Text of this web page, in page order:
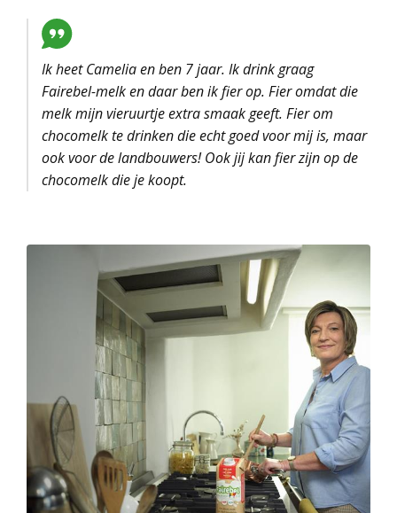
Ik heet Camelia en ben 7 jaar. Ik drink graag
Fairebel-melk en daar ben ik fier op. Fier omdat die
melk mijn vieruurtje extra smaak geeft. Fier om
chocomelk te drinken die echt goed voor mij is, maar
ook voor de landbouwers! Ook jij kan fier zijn op de
chocomelk die je koopt.